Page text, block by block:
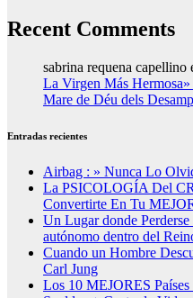
Recent Comments
sabrina requena capellino
La Virgen Más
Mare de Déu dels
Entradas recientes
Airbag : » Nunca Lo
La PSICOLOGÍA Del
Convertirte En Tu
Un Lugar donde
autónomo dentro del
Cuando un Hombre
Carl Jung
Los 10 MEJORES